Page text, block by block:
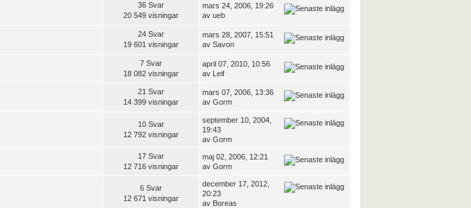
36 Svar
20 549 visningar
mars 24, 2006, 19:26
av ueb
24 Svar
19 601 visningar
mars 28, 2007, 15:51
av Savon
7 Svar
18 082 visningar
april 07, 2010, 10:56
av Leif
21 Svar
14 399 visningar
mars 07, 2006, 13:36
av Gorm
10 Svar
12 792 visningar
september 10, 2004,
19:43
av Gorm
17 Svar
12 716 visningar
maj 02, 2006, 12:21
av Gorm
6 Svar
12 671 visningar
december 17, 2012,
20:23
av Boreas